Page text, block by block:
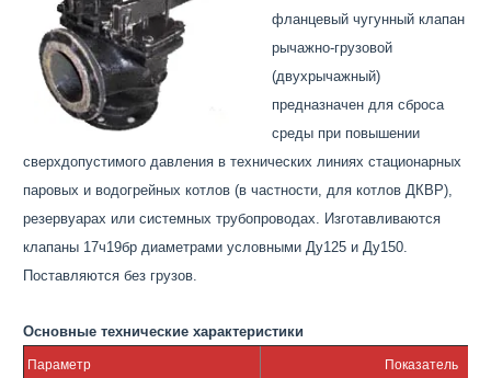
фланцевый чугунный клапан
рычажно-грузовой
(двухрычажный)
предназначен для сброса
среды при повышении
сверхдопустимого давления в технических линиях стационарных
паровых и водогрейных котлов (в частности, для котлов ДКВР),
резервуарах или системных трубопроводах. Изготавливаются
клапаны 17ч19бр диаметрами условными Ду125 и Ду150.
Поставляются без грузов.
Основные технические характеристики
Параметр Показатель